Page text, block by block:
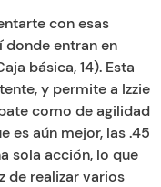
con esas
donde entran en
básica, 14). Esta
y permite a Izzie
como de agilidad
es aún mejor, las .45
sola acción, lo que
de realizar varios